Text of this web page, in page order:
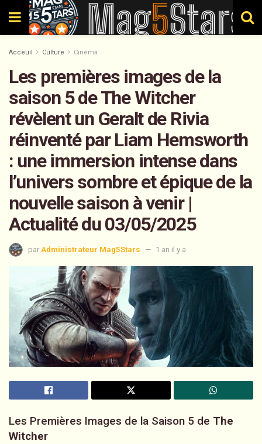
Acceuil Culture Cinéma
Les premières images de la
saison 5 de The Witcher
révèlent un Geralt de Rivia
réinventé par Liam Hemsworth
: une immersion intense dans
l’univers sombre et épique de la
nouvelle saison à venir |
Actualité du 03/05/2025
par Administrateur Mag5Stars 1 an il y a
Les Premières Images de la Saison 5 de The
Witcher